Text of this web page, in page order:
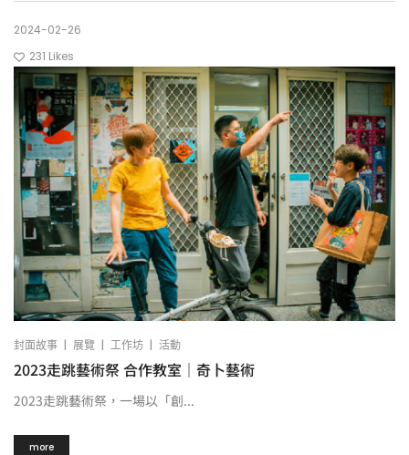
2024-02-26
231 Likes
封面故事 | 展覽 | 工作坊 | 活動
2023走跳藝術祭 合作教室｜奇卜藝術
2023走跳藝術祭，一場以「創...
more